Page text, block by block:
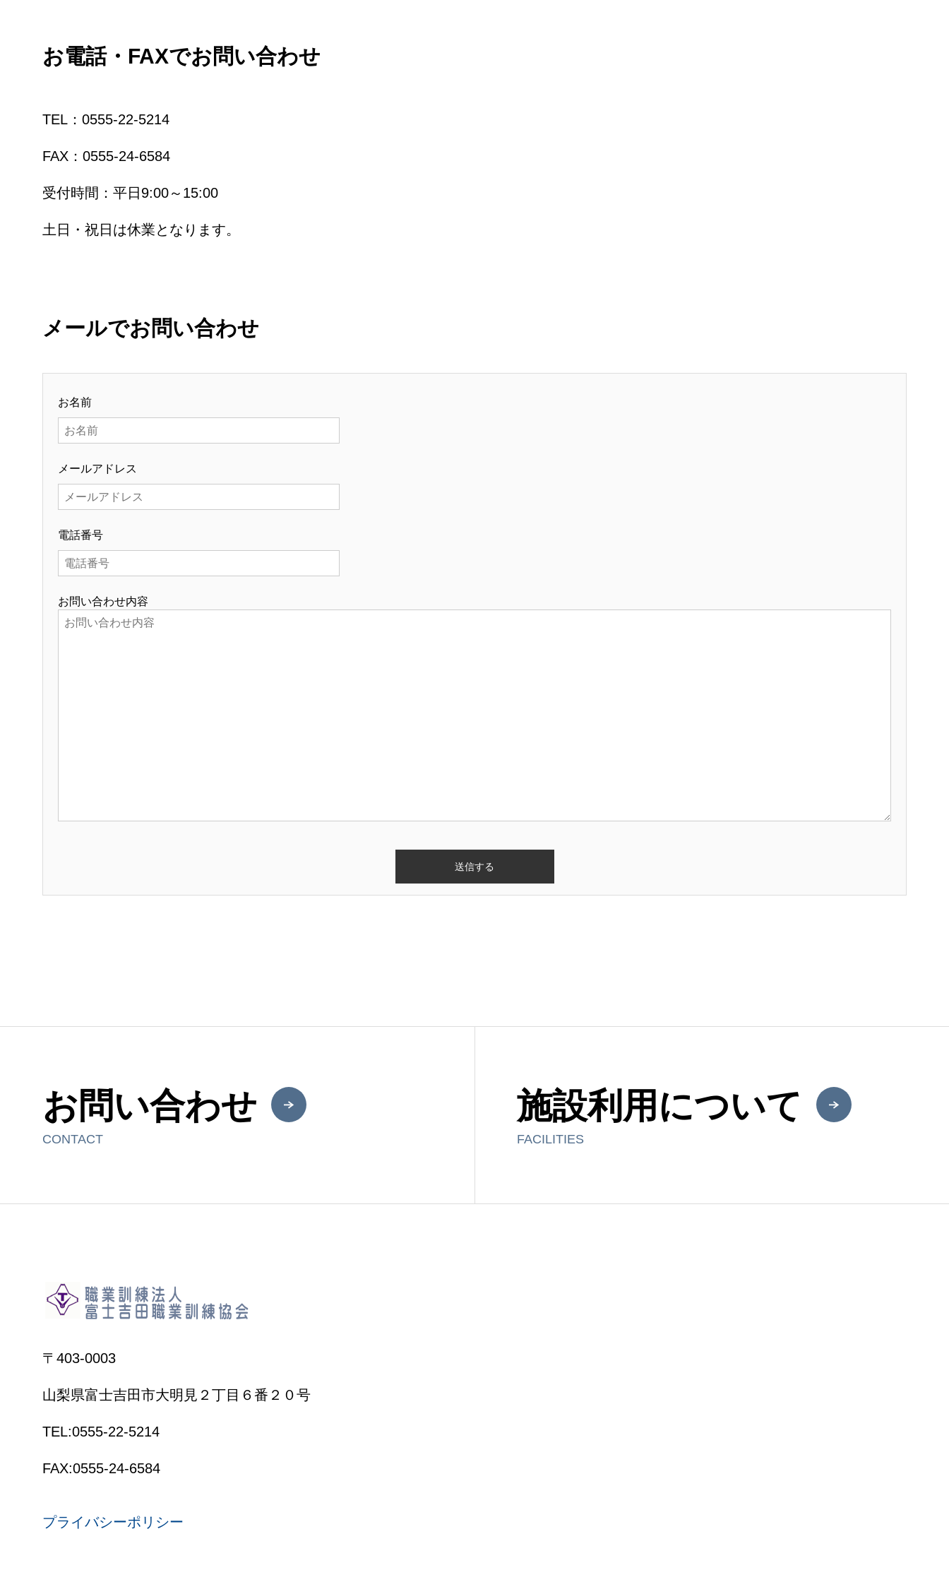
お電話・FAXでお問い合わせ
TEL：0555-22-5214
FAX：0555-24-6584
受付時間：平日9:00～15:00
土日・祝日は休業となります。
メールでお問い合わせ
お名前
メールアドレス
電話番号
お問い合わせ内容
お問い合わせ
CONTACT
施設利用について
FACILITIES
〒403-0003
山梨県富士吉田市大明見２丁目６番２０号
TEL:0555-22-5214
FAX:0555-24-6584
プライバシーポリシー